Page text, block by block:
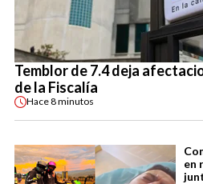
Temblor de 7.4 deja
de la Fiscalía
Hace8 minutos
en